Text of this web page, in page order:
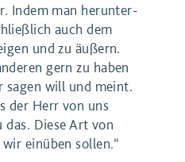
Indem man her­un­ter­
auch dem
und zu äußern.
gern zu haben
sagen will und meint.
der Herr von uns
Die­se Art von
ein­üben sollen.“